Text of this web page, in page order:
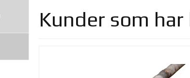
Kunder som